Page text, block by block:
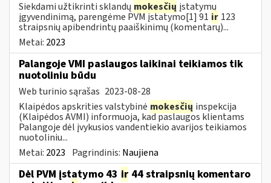
Siekdami užtikrinti sklandų mokesčių įstatymų
įgyvendinimą, parengėme PVM įstatymo[1] 91 ir 123
straipsnių apibendrintų paaiškinimų (komentarų)...
Metai: 2023
Palangoje VMI paslaugos laikinai teikiamos tik
nuotoliniu būdu
Web turinio sąrašas 2023-08-28
Klaipėdos apskrities valstybinė mokesčių inspekcija
(Klaipėdos AVMI) informuoja, kad paslaugos klientams
Palangoje dėl įvykusios vandentiekio avarijos teikiamos
nuotoliniu...
Metai: 2023 Pagrindinis: Naujiena
Dėl PVM įstatymo 43 ir 44 straipsnių komentaro